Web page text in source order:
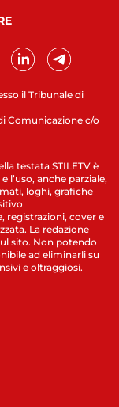
il Tribunale di
Comunicazione c/o
testata STILETV è
l’uso, anche parziale,
loghi, grafiche
registrazioni, cover e
La redazione
sito. Non potendo
ad eliminarli su
e oltraggiosi.